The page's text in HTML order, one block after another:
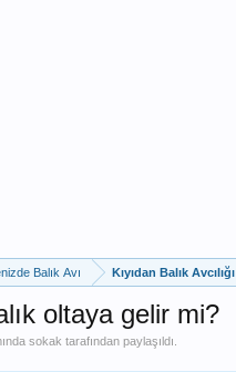
Balık Avı Kıyıdan Balık Avcılığı
oltaya gelir mi?
sokak tarafından paylaşıldı.